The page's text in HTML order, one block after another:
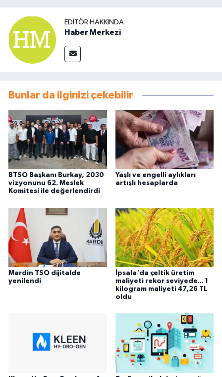
EDITÖR HAKKINDA
Haber Merkezi
Bunlar da ilginizi çekebilir
BTSO Başkanı Burkay, 2030
vizyonunu 62. Meslek
Komitesi ile değerlendirdi
Yaşlı ve engelli aylıkları
artışlı hesaplarda
Mardin TSO dijitalde
yenilendi
İpsala'da çeltik üretim
maliyeti rekor seviyede... 1
kilogram maliyeti 47,26 TL
oldu